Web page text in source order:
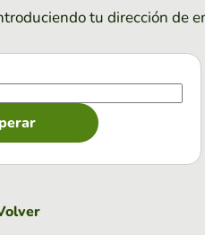
tu dirección de